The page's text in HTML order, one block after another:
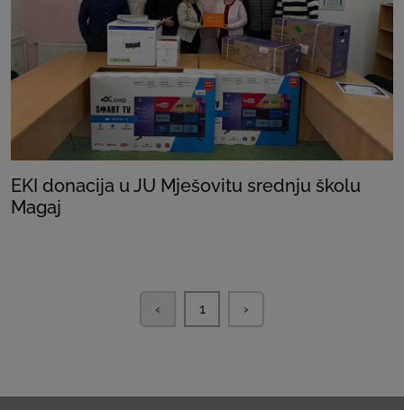
EKI donacija u JU Mješovitu srednju školu
Magaj
‹ 1 ›